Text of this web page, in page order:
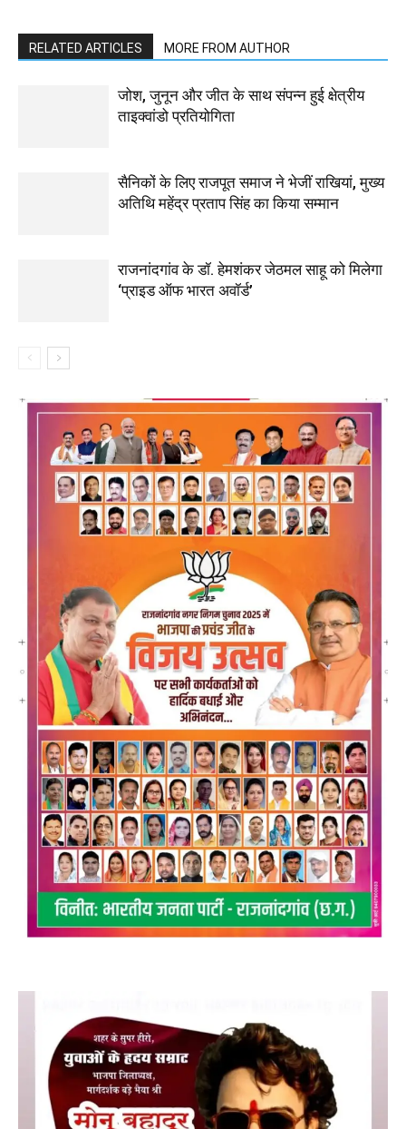
RELATED ARTICLES MORE FROM AUTHOR
जोश, जुनून और जीत के साथ संपन्न हुई क्षेत्रीय
ताइक्वांडो प्रतियोगिता
सैनिकों के लिए राजपूत समाज ने भेजीं राखियां, मुख्य
अतिथि महेंद्र प्रताप सिंह का किया सम्मान
राजनांदगांव के डॉ. हेमशंकर जेठमल साहू को मिलेगा
‘प्राइड ऑफ भारत अवॉर्ड’